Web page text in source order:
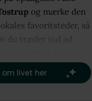
og mærke den
favoritsteder, så
du træder ind ad
livet her